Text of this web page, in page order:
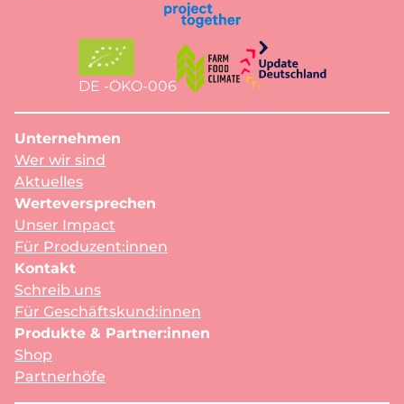
DE -ÖKO-006
Unternehmen
Wer wir sind
Aktuelles
Werteversprechen
Unser Impact
Für Produzent:innen
Kontakt
Schreib uns
Für Geschäftskund:innen
Produkte & Partner:innen
Shop
Partnerhöfe